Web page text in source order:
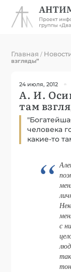
Главная /
взгляды”
24 июля, 2012
А. И.
там
человека
какие-то
с